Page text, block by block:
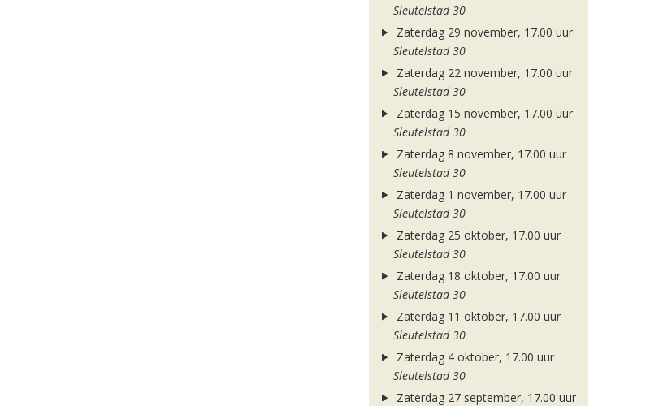
Sleutelstad 30
Zaterdag 29 november, 17.00 uur
Sleutelstad 30
Zaterdag 22 november, 17.00 uur
Sleutelstad 30
Zaterdag 15 november, 17.00 uur
Sleutelstad 30
Zaterdag 8 november, 17.00 uur
Sleutelstad 30
Zaterdag 1 november, 17.00 uur
Sleutelstad 30
Zaterdag 25 oktober, 17.00 uur
Sleutelstad 30
Zaterdag 18 oktober, 17.00 uur
Sleutelstad 30
Zaterdag 11 oktober, 17.00 uur
Sleutelstad 30
Zaterdag 4 oktober, 17.00 uur
Sleutelstad 30
Zaterdag 27 september, 17.00 uur